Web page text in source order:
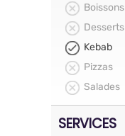
Boissons
Desserts
Kebab
Pizzas
Salades
SERVICES